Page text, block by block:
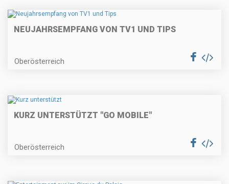
NEUJAHRSEMPFANG VON TV1 UND TIPS
Oberösterreich
KURZ UNTERSTÜTZT "GO MOBILE"
Oberösterreich